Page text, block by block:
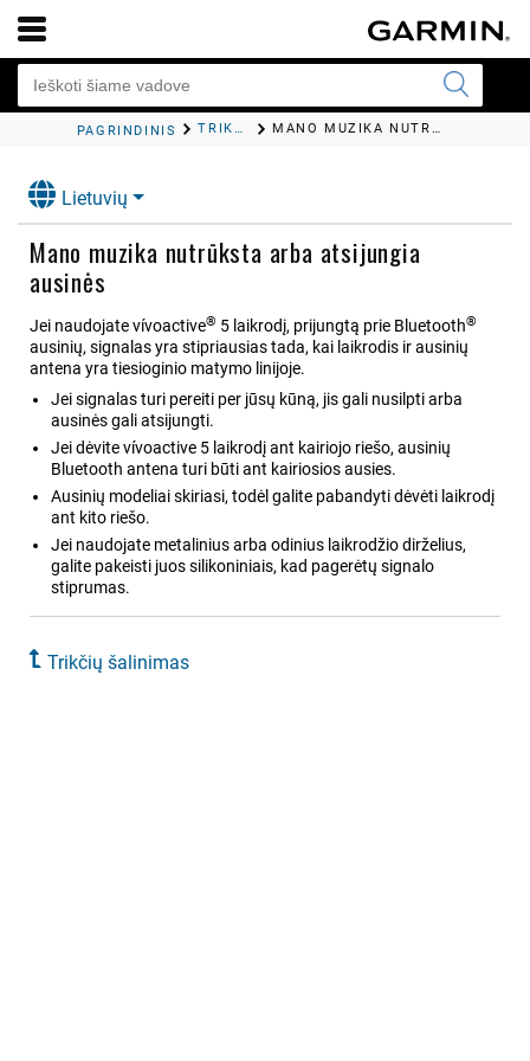
PAGRINDINIS TRIKČIŲ ŠALINIMAS MANO MUZIKA NUTRŪKSTA ARBA ATSIJUNGIA AUSINĖS
Lietuvių
Mano muzika nutrūksta arba atsijungia
ausinės
Jei naudojatevívoactive® 5 laikrodį, prijungtą prie Bluetooth®
ausinių, signalas yra stipriausias tada, kai laikrodis ir ausinių
antena yra tiesioginio matymo linijoje.
Jei signalas turi pereiti per jūsų kūną, jis gali nusilpti arba
ausinės gali atsijungti.
Jei dėvitevívoactive 5 laikrodį ant kairiojo riešo, ausinių
Bluetooth antena turi būti ant kairiosios ausies.
Ausinių modeliai skiriasi, todėl galite pabandyti dėvėti laikrodį
ant kito riešo.
Jei naudojate metalinius arba odinius laikrodžio dirželius,
galite pakeisti juos silikoniniais, kad pagerėtų signalo
stiprumas.
Trikčių šalinimas